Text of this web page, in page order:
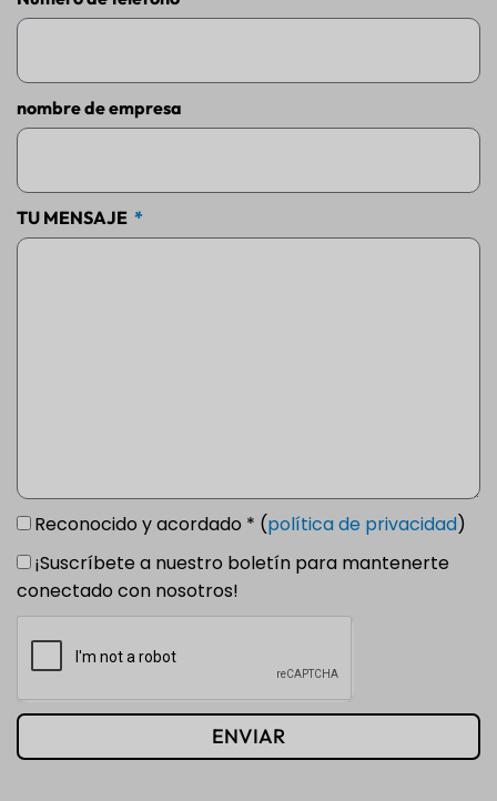
nombre de empresa
TU MENSAJE
Reconocido y acordado * (política de privacidad)
¡Suscríbete a nuestro boletín para mantenerte
conectado con nosotros!
ENVIAR